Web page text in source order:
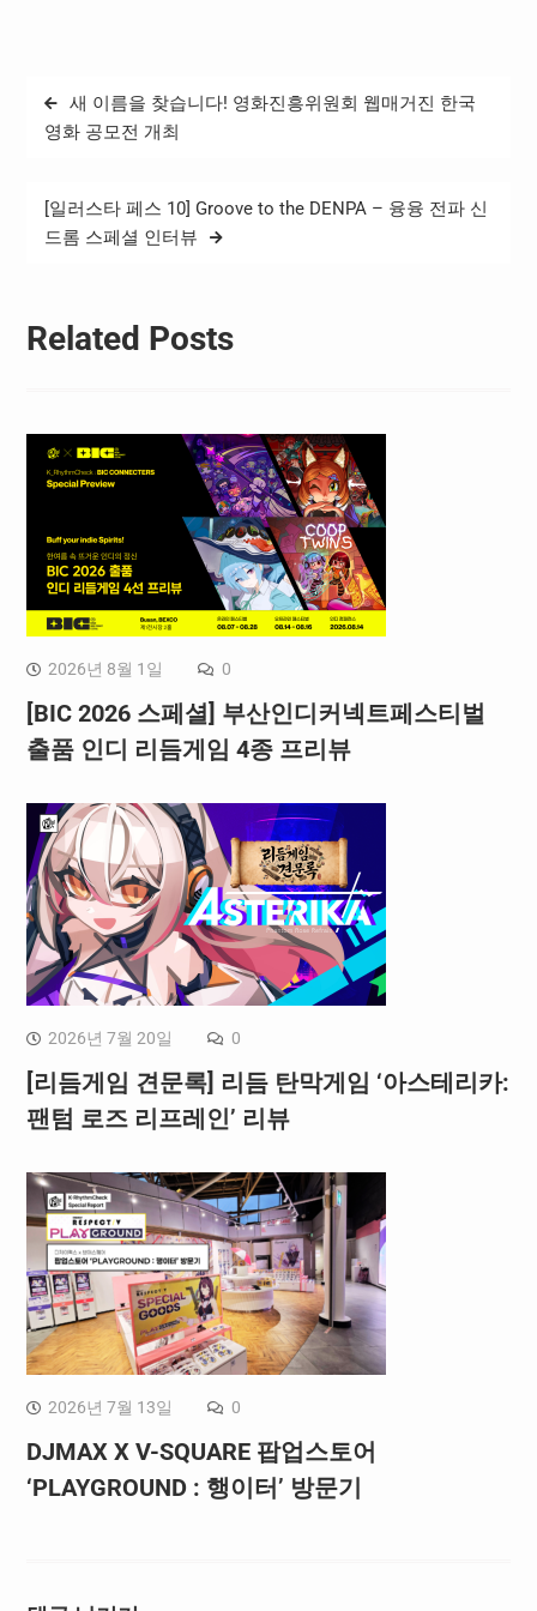
적으로 강화하고, 전 세계 사
용자들의 접근성을 확장하
글
탐
새 이름을 찾습니다! 영화진흥위원회 웹매거진 한국
영화 공모전 개최
[일러스타 페스 10] Groove to the DENPA – 융융 전파 신
드롬 스페셜 인터뷰
Related Posts
2026년 8월 1일 0
[BIC 2026 스페셜] 부산인디커넥트페스티벌
출품 인디 리듬게임 4종 프리뷰
2026년 7월 20일 0
[리듬게임 견문록] 리듬 탄막게임 ‘아스테리카:
팬텀 로즈 리프레인’ 리뷰
2026년 7월 13일 0
DJMAX X V-SQUARE 팝업스토어
‘PLAYGROUND : 행이터’ 방문기